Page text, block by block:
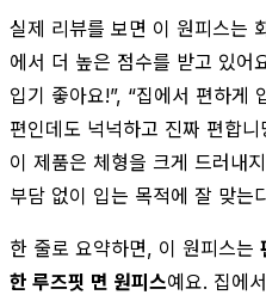
실제 리뷰를 보면 이 원피스는
에서 더 높은 점수를 받고 있어
입기 좋아요!”, “집에서 편하게
편인데도 넉넉하고 진짜 편합
이 제품은 체형을 크게 드러내
부담 없이 입는 목적에 잘 맞는
한 줄로 요약하면, 이 원피스는
한 루즈핏 면 원피스예요. 집에